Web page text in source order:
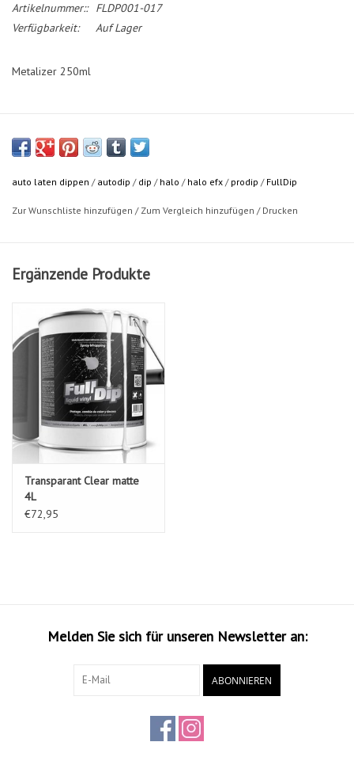
Artikelnummer::
FLDP001-017
Verfügbarkeit:
Auf Lager
Metalizer 250ml
auto laten dippen / autodip / dip / halo / halo efx / prodip / FullDip
Zur Wunschliste hinzufügen / Zum Vergleich hinzufügen / Drucken
Ergänzende Produkte
Transparant Clear matte
4L
€72,95
Melden Sie sich für unseren Newsletter an:
ABONNIEREN